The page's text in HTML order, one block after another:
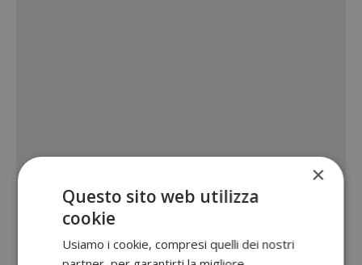
×
Questo sito web utilizza
cookie
Usiamo i cookie, compresi quelli dei nostri